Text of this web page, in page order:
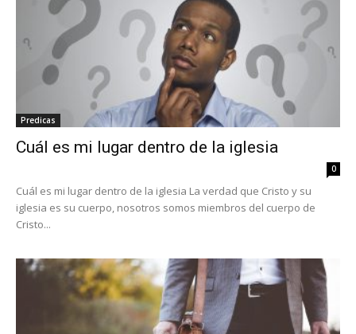
Predicas
Cuál es mi lugar dentro de la iglesia
0
Cuál es mi lugar dentro de la iglesia La verdad que Cristo y su
iglesia es su cuerpo, nosotros somos miembros del cuerpo de
Cristo...